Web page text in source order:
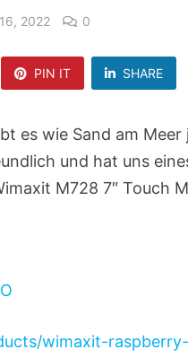
2022 0
PIN IT SHARE
es wie Sand am
und hat uns
M728 7″ Touch
wimaxit-